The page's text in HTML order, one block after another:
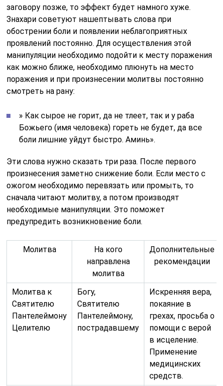
заговору позже, то эффект будет намного хуже.
Знахари советуют нашептывать слова при
обострении боли и появлении неблагоприятных
проявлений постоянно. Для осуществления этой
манипуляции необходимо подойти к месту поражения
как можно ближе, необходимо плюнуть на место
поражения и при произнесении молитвы постоянно
смотреть на рану:
» Как сырое не горит, да не тлеет, так и у раба
Божьего (имя человека) гореть не будет, да все
боли лишние уйдут быстро. Аминь».
Эти слова нужно сказать три раза. После первого
произнесения заметно снижение боли. Если место с
ожогом необходимо перевязать или промыть, то
сначала читают молитву, а потом производят
необходимые манипуляции. Это поможет
предупредить возникновение боли.
Молитва
На кого
направлена
молитва
Дополнительные
рекомендации
Молитва к
Святителю
Пантелеймону
Целителю
Богу,
Святителю
Пантелеймону,
пострадавшему
Искренняя вера,
покаяние в
грехах, просьба о
помощи с верой
в исцеление.
Применение
медицинских
средств.